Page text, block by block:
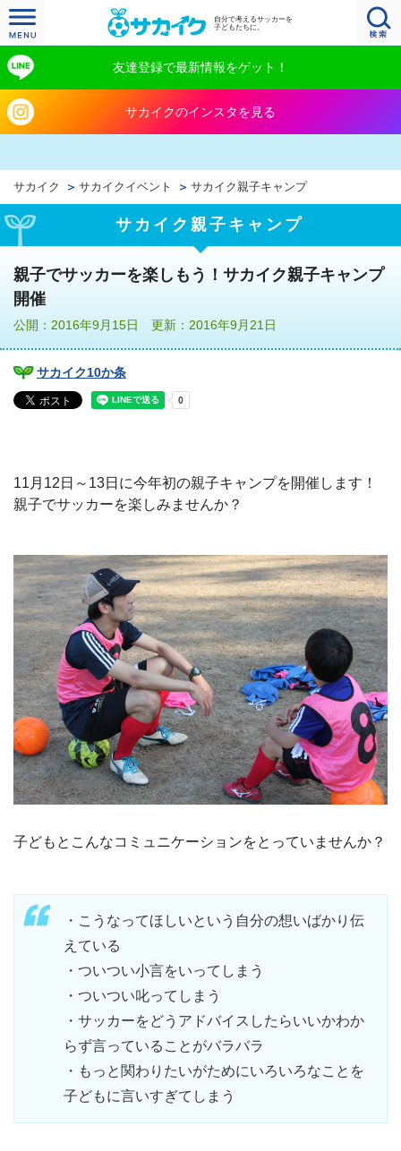
自分で考えるサッカーを
子どもたちに。
友達登録で最新情報をゲット！
サカイクのインスタを見る
サカイク サカイクイベント サカイク親子キャンプ
サカイク親子キャンプ
親子でサッカーを楽しもう！サカイク親子キャンプ
開催
公開：2016年9月15日 更新：2016年9月21日
サカイク10か条
11月12日～13日に今年初の親子キャンプを開催します！
親子でサッカーを楽しみませんか？
子どもとこんなコミュニケーションをとっていませんか？
・こうなってほしいという自分の想いばかり伝
えている
・ついつい小言をいってしまう
・ついつい叱ってしまう
・サッカーをどうアドバイスしたらいいかわか
らず言っていることがバラバラ
・もっと関わりたいがためにいろいろなことを
子どもに言いすぎてしまう